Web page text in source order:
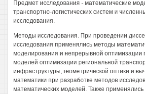
Предмет исследования - математические
транспортно-логистических систем и
исследования.
Методы исследования. При проведении
исследования применялись методы
моделирования и непрерывной оптимизации
моделей оптимизации региональной
инфраструктуры, геометрической оптики и
математики при разработке методов
математических моделей. Также